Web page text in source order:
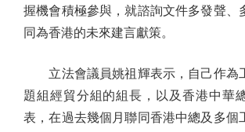
握機會積極參與，就諮詢文件多發聲、
同為香港的未來建言獻策。
立法會議員姚祖輝表示，自己作為
題組經貿分組的組長，以及香港中華
表，在過去幾個月聯同香港中總及多個